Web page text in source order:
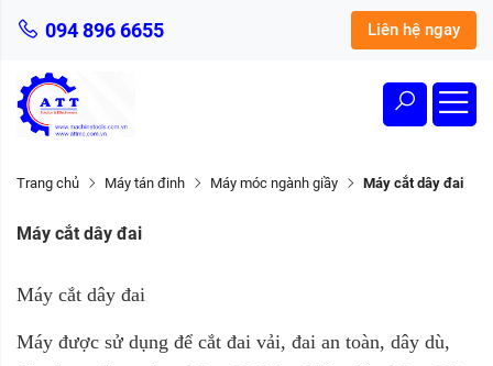
094 896 6655 Liên hệ ngay
Trang chủ Máy tán đinh Máy móc ngành giầy Máy cắt dây đai
Máy cắt dây đai
Máy cắt dây đai
Máy được sử dụng để cắt đai vải, đai an toàn, dây dù,